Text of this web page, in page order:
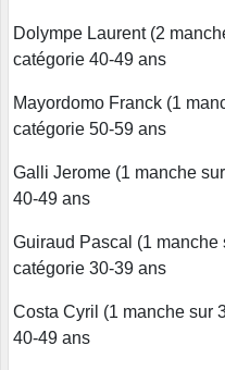
Dolympe Laurent (2
catégorie 40-49 ans
Mayordomo Franck (1
catégorie 50-59 ans
Galli Jerome (1 manche
40-49 ans
Guiraud Pascal (1 manche
catégorie 30-39 ans
Costa Cyril (1 manche sur
40-49 ans